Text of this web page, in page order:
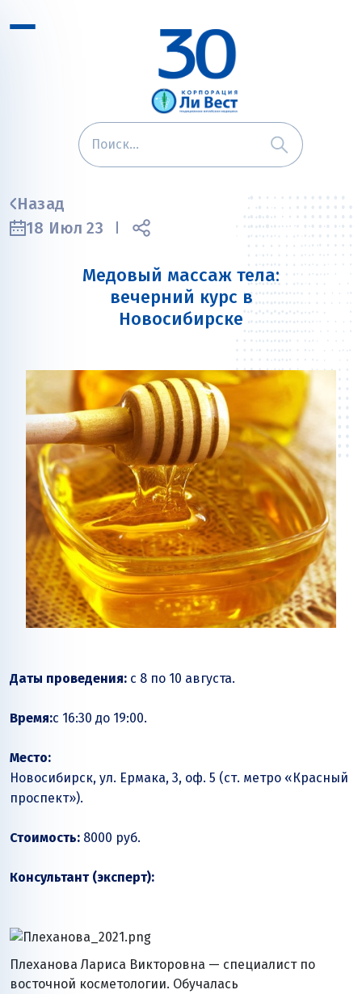
Назад
18 Июл 23
Медовый массаж тела:
вечерний курс в
Новосибирске
Даты проведения: с 8 по 10 августа.
Время:с 16:30 до 19:00.
Место:
Новосибирск, ул. Ермака, 3, оф. 5 (ст. метро «Красный
проспект»).
Стоимость: 8000 руб.
Консультант (эксперт):
Плеханова Лариса Викторовна — специалист по
восточной косметологии. Обучалась